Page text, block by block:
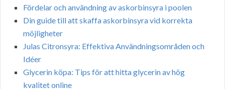
Fördelar och användning av askorbinsyra i poolen
Din guide till att skaffa askorbinsyra vid korrekta
möjligheter
Julas Citronsyra: Effektiva Användningsområden och
Idéer
Glycerin köpa: Tips för att hitta glycerin av hög
kvalitet online